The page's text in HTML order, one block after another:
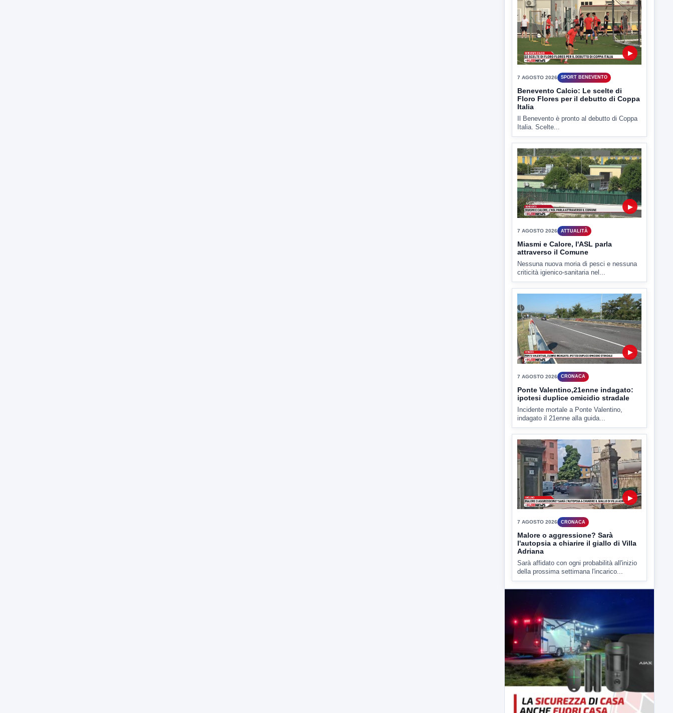
TUTTI I VIDEO
7 AGOSTO 2026 SPORT BENEVENTO
Benevento Calcio: Le scelte di
Floro Flores per il debutto di Coppa
Il Benevento è pronto al debutto di Coppa
Italia. Scelte...
Miasmi e Calore, l'ASL parla
Nessuna nuova moria di pesci e nessuna
criticità igienico-sanitaria nel...
7 AGOSTO 2026
Ponte Valentino,21enne indagato:
ipotesi duplice omicidio stradale
Incidente mortale a Ponte Valentino,
indagato il 21enne alla guida...
7 AGOSTO 2026
Malore o aggressione? Sarà
l'autopsia a chiarire il giallo di Villa
Sarà affidato con ogni probabilità all'inizio